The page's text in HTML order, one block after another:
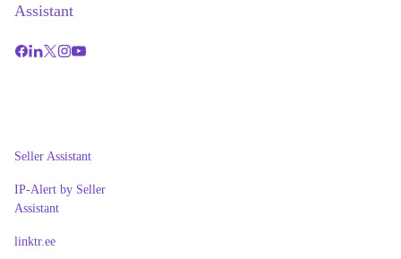
Seller Assistant
IP-Alert by Seller
Assistant
linktr.ee